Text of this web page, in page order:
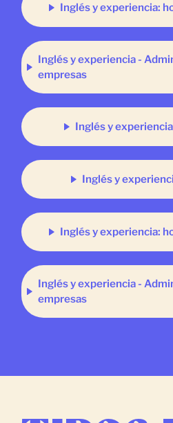
Inglés y experiencia:
Inglés y experiencia -
empresas
Inglés y
Inglés y
Inglés y experiencia:
Inglés y experiencia -
empresas